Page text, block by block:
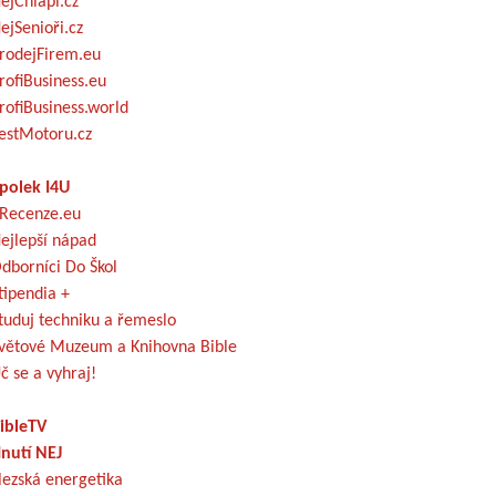
I4U
nápad
Do Škol
+
techniku a řemeslo
Muzeum a Knihovna Bible
se a vyhraj!
NEJ
energetika